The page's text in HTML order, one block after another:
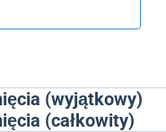
(wyjątkowy)
(całkowity)